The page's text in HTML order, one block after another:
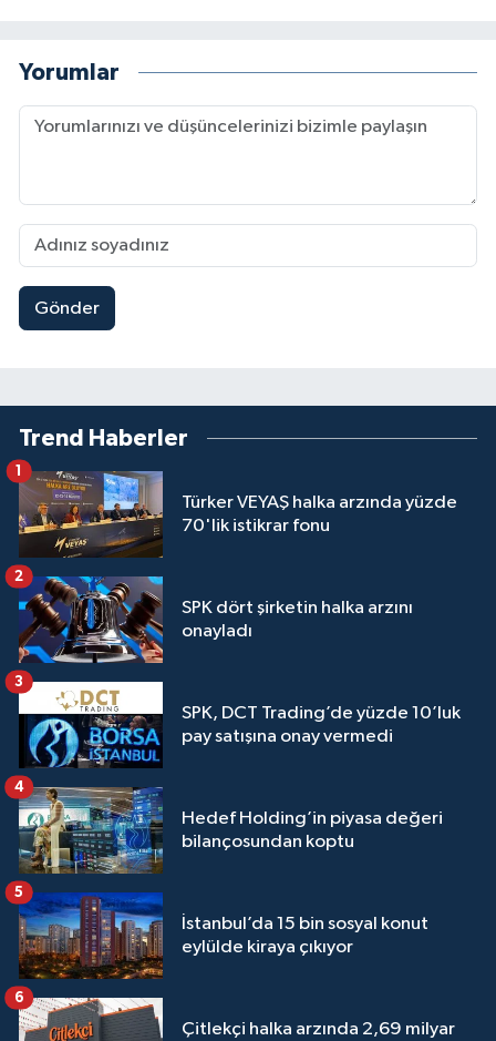
Yorumlar
Gönder
Trend Haberler
Türker VEYAŞ halka arzında yüzde
70'lik istikrar fonu
1
SPK dört şirketin halka arzını
onayladı
2
SPK, DCT Trading’de yüzde 10’luk
pay satışına onay vermedi
3
Hedef Holding’in piyasa değeri
bilançosundan koptu
4
İstanbul’da 15 bin sosyal konut
eylülde kiraya çıkıyor
5
Çitlekçi halka arzında 2,69 milyar
6